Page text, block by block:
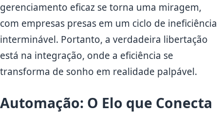
gerenciamento eficaz se torna uma miragem,
com empresas presas em um ciclo de ineficiência
interminável. Portanto, a verdadeira libertação
está na integração, onde a eficiência se
transforma de sonho em realidade palpável.
Automação: O Elo que Conecta